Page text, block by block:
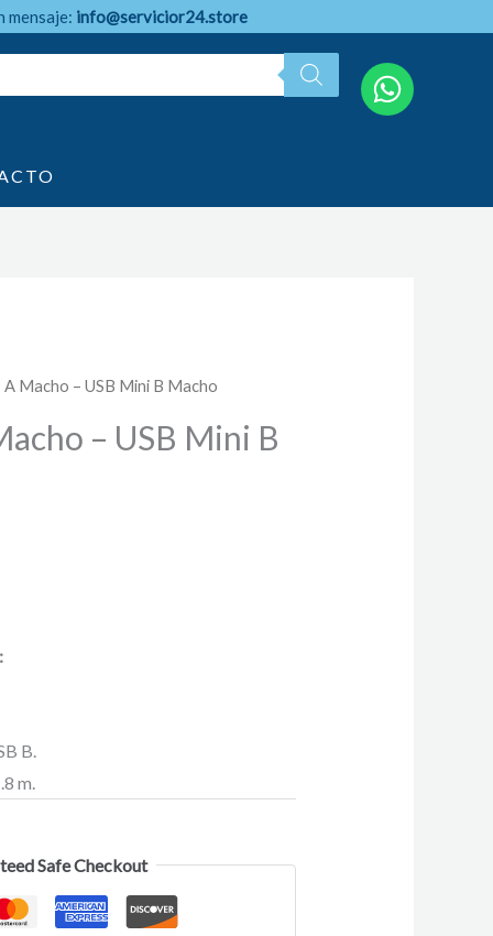
mensaje: info@servicior24.store
A Macho – USB Mini B Macho
– USB Mini B
B.
m.
Safe Checkout